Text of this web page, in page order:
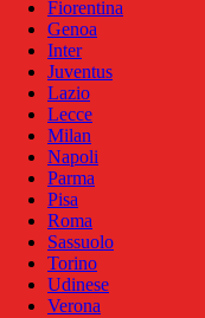
Fiorentina
Genoa
Inter
Juventus
Lazio
Lecce
Milan
Napoli
Parma
Pisa
Roma
Sassuolo
Torino
Udinese
Verona